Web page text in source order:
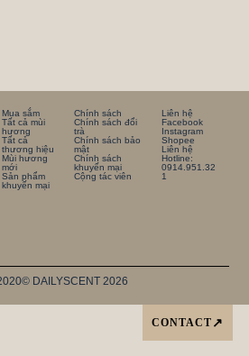
Mua sắm
Tất cả mùi
hương
Tất cả
thương hiệu
Mùi hương
mới
Sản phẩm
khuyến mại
Chính sách
Chính sách đổi
trà
Chính sách bảo
mật
Chính sách
khuyến mại
Cộng tác viên
Liên hệ
Facebook
Instagram
Shopee
Liên hệ
Hotline:
0914.951.32
1
© DAILYSCENT 2026
CONTACT ↗